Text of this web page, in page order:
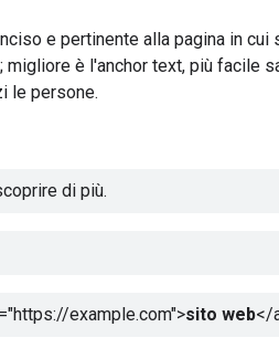
e pertinente alla pagina in
è l'anchor text, più facile
le persone.
di più.
example.com">sito web</